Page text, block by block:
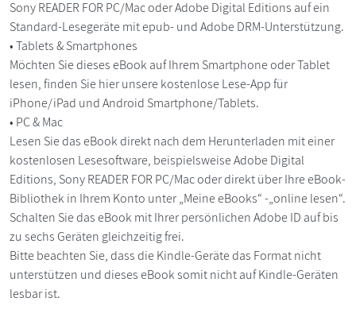
Sony READER FOR PC/Mac oder Adobe Digital Editions auf ein
Standard-Lesegeräte mit epub- und Adobe DRM-Unterstützung.
• Tablets & Smartphones
Möchten Sie dieses eBook auf Ihrem Smartphone oder Tablet
lesen, finden Sie hier unsere kostenlose Lese-App für
iPhone/iPad und Android Smartphone/Tablets.
• PC & Mac
Lesen Sie das eBook direkt nach dem Herunterladen mit einer
kostenlosen Lesesoftware, beispielsweise Adobe Digital
Editions, Sony READER FOR PC/Mac oder direkt über Ihre eBook-
Bibliothek in Ihrem Konto unter „Meine eBooks“ -„online lesen“.
Schalten Sie das eBook mit Ihrer persönlichen Adobe ID auf bis
zu sechs Geräten gleichzeitig frei.
Bitte beachten Sie, dass die Kindle-Geräte das Format nicht
unterstützen und dieses eBook somit nicht auf Kindle-Geräten
lesbar ist.